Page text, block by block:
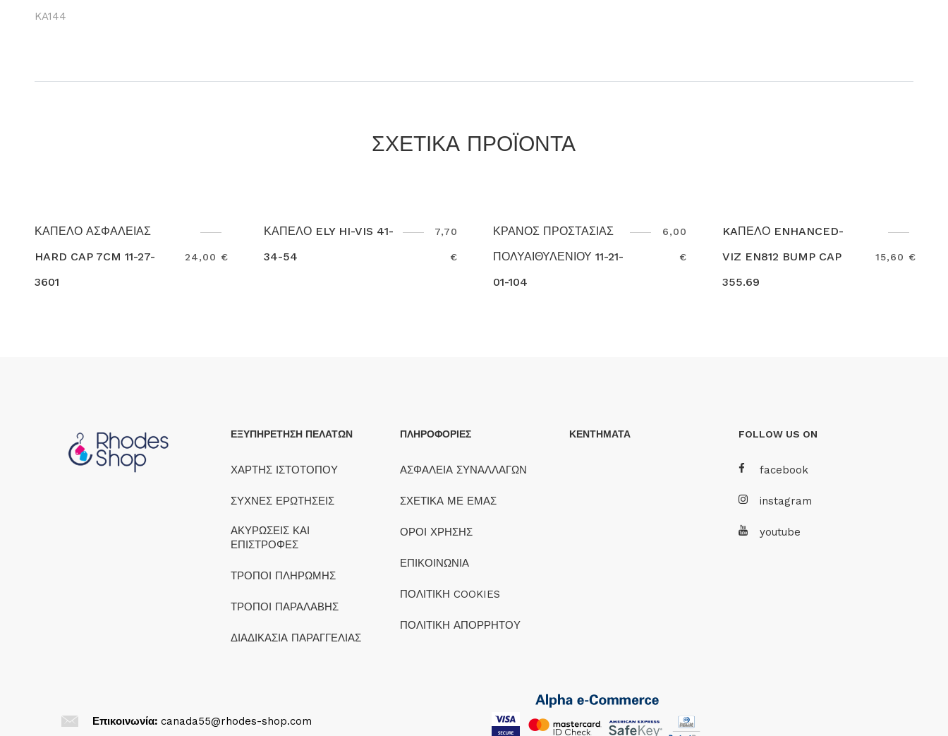
KA144
ΣΧΕΤΙΚΑ ΠΡΟΪΟΝΤΑ
€
ΚΑΠΕΛΟ ELY HI-VIS 41-
34-54
7,70
€
ΚΡΑΝΟΣ ΠΡΟΣΤΑΣΙΑΣ
6,00
€
KAΠΕΛΟ ENHANCED-
VIZ EN812 BUMP CAP
15,60 €
ΚΑΠΕΛΟ ΠΡΟΣΤΑΣΙΑΣ
HARTEBEEST 11-27-59
ΕΞΥΠΗΡΕΤΗΣΗ ΠΕΛΑΤΩΝ
ΧΑΡΤΗΣ ΙΣΤΟΤΟΠΟΥ
ΣΥΧΝΕΣ ΕΡΩΤΗΣΕΙΣ
ΑΚΥΡΩΣΕΙΣ ΚΑΙ
ΕΠΙΣΤΡΟΦΕΣ
ΤΡΟΠΟΙ ΠΛΗΡΩΜΗΣ
ΤΡΟΠΟΙ ΠΑΡΑΛΑΒΗΣ
ΔΙΑΔΙΚΑΣΙΑ ΠΑΡΑΓΓΕΛΙΑΣ
ΠΛΗΡΟΦΟΡΙΕΣ
ΑΣΦΑΛΕΙΑ ΣΥΝΑΛΛΑΓΩΝ
ΣΧΕΤΙΚΑ ΜΕ ΕΜΑΣ
ΟΡΟΙ ΧΡΗΣΗΣ
ΕΠΙΚΟΙΝΩΝΙΑ
ΠΟΛΙΤΙΚΗ COOKIES
ΠΟΛΙΤΙΚΗ ΑΠΟΡΡΗΤΟΥ
ΚΕΝΤΗΜΑΤΑ FOLLOW US ON
facebook
instagram
youtube
Επικοινωνία: canada55@rhodes-shop.com